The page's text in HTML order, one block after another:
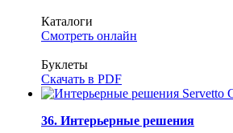
Каталоги
Смотреть онлайн
Буклеты
Скачать в PDF
36. Интерьерные решения